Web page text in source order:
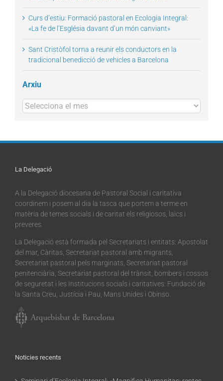
Curs d’estiu: Formació pastoral en Ecologia Integral:
«La fe de l’Església davant d’un món canviant»
Sant Cristòfol torna a reunir els conductors en la
tradicional benedicció de vehicles a Barcelona
Arxiu
Arxius
La Delegació
A la Delegació diocesana de Pastoral Social i caritativa
coordinem i posem al dia la tasca que portem a terme en
matèria de temes socials i de caritat els religiosos, laics i
preveres.
La Delegació està formada pel Secretariats i entitats: Apostolat
del mar, Càritas, Secretariat pastoral amb migrants,
Secretariat pastoral pels marginats, Secretariat pastoral
penitenciària, Secretariat pastoral del trànsit, bombers i cossos
de seguretat i les Institucions socials i caritatives: Fundació de
la Santa Creu, Justícia i Pau, Mans Unides i Obinso.
Noticies recents